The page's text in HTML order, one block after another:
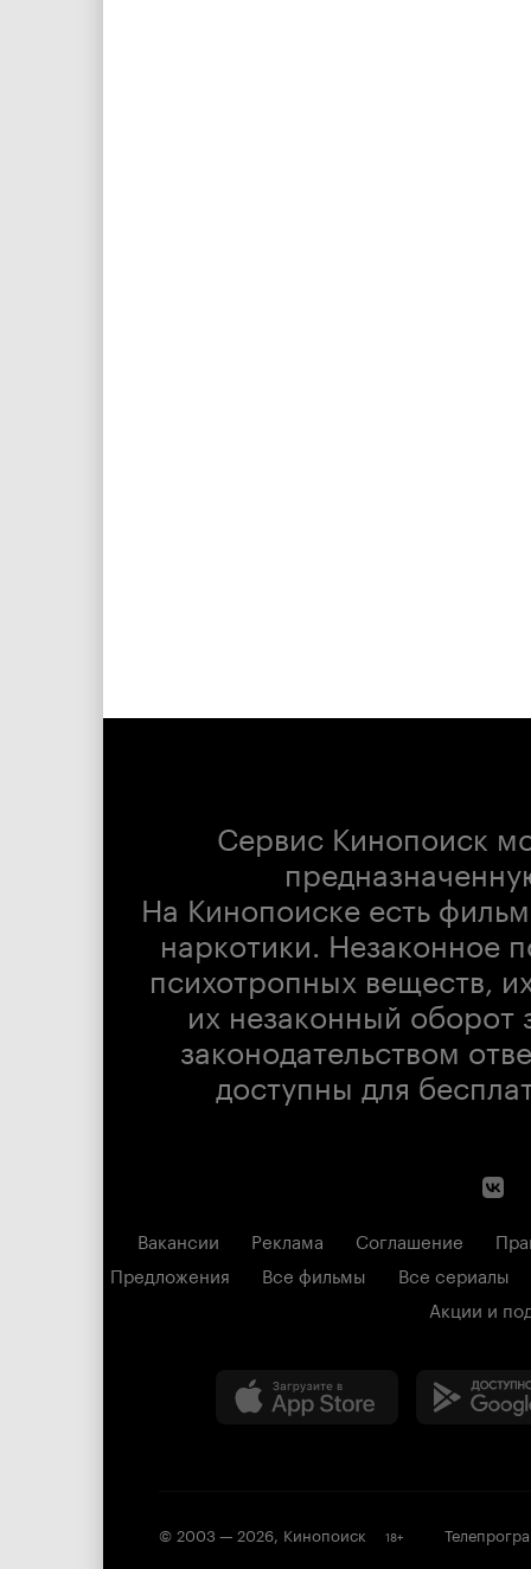
Сервис Кинопоиск
На Кинопоиске есть
наркотики. Незаконное
психотропных веществ,
их незаконный оборот
законодательством
доступны для
Вакансии Реклама Соглашение
Предложения
Все фильмы
Все сериалы
Акции и
© 2003 — 2026, Кинопоиск 18+